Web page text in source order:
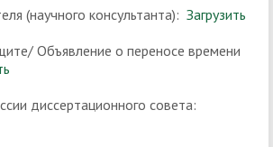
(научного консультанта): Загрузить
Объявление о переносе времени
диссертационного совета: